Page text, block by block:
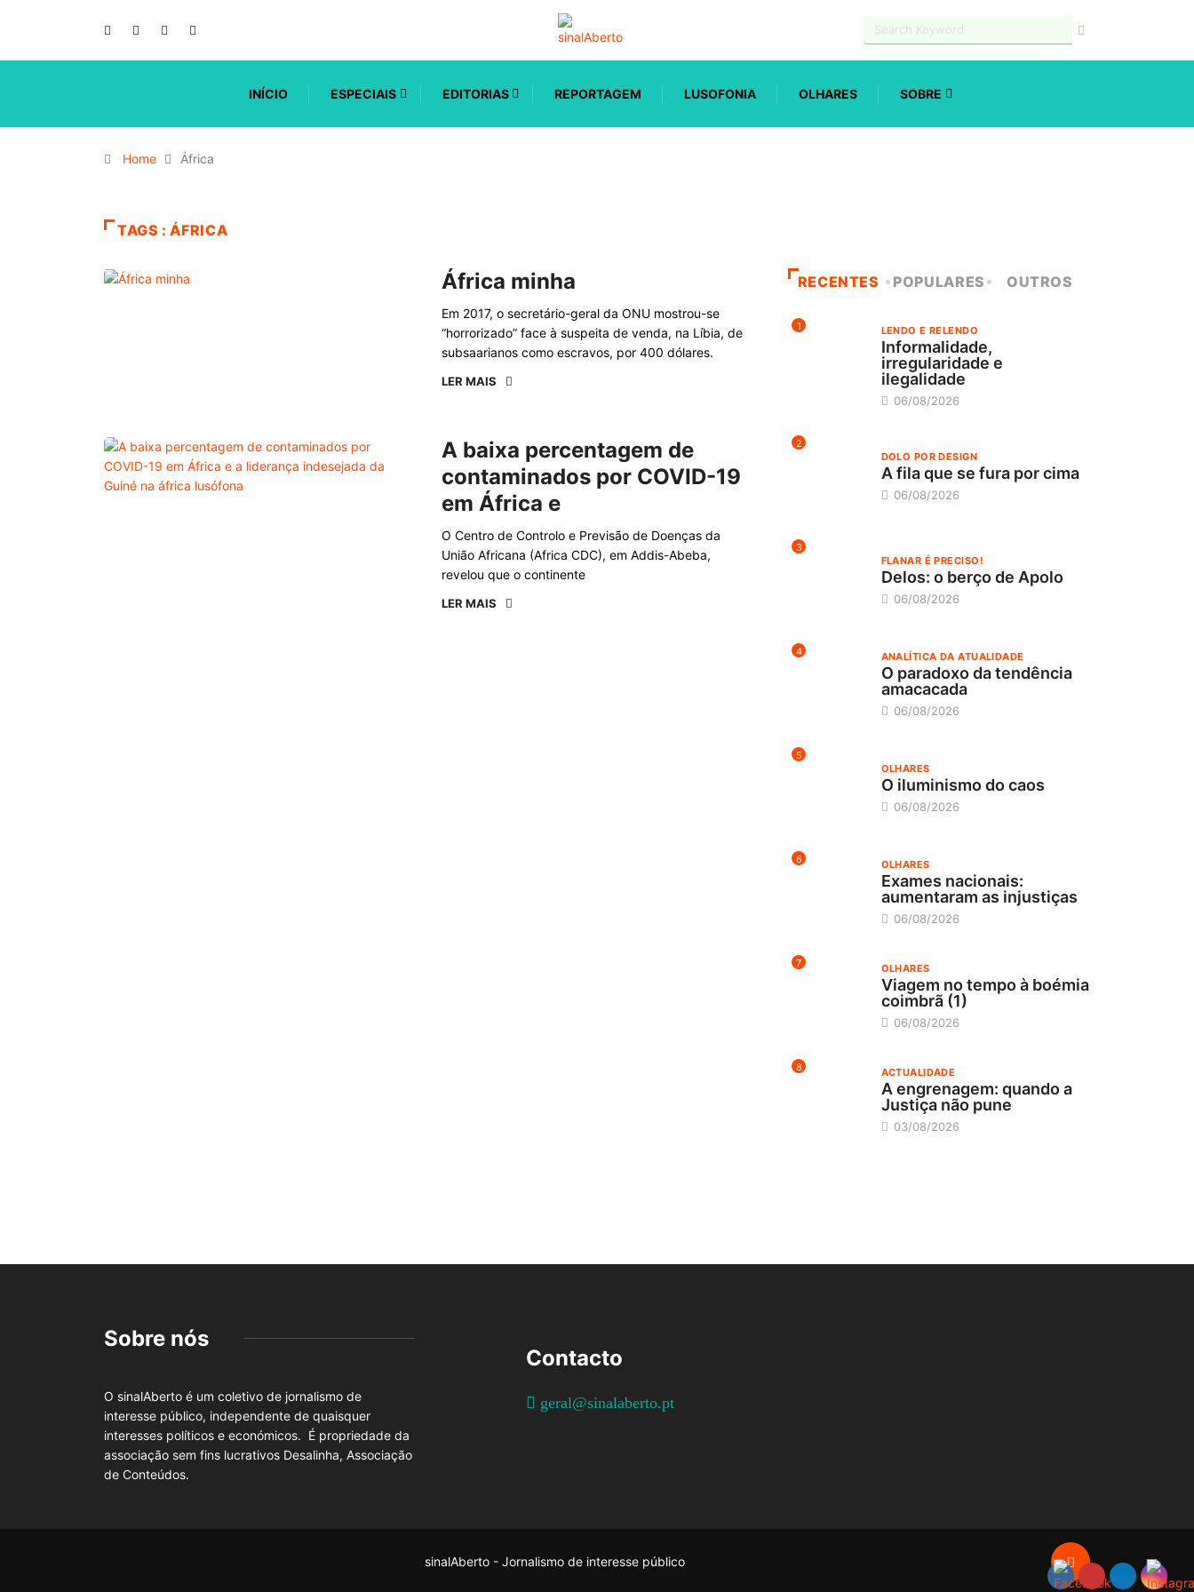
INÍCIO ESPECIAIS EDITORIAS REPORTAGEM LUSOFONIA OLHARES SOBRE
Home África
TAGS : ÁFRICA
África minha
Em 2017, o secretário-geral da ONU mostrou-se
“horrorizado” face à suspeita de venda, na Líbia, de
subsaarianos como escravos, por 400 dólares.
LER MAIS
A baixa percentagem de
contaminados por COVID-19
em África e
O Centro de Controlo e Previsão de Doenças da
União Africana (Africa CDC), em Addis-Abeba,
revelou que o continente
LER MAIS
RECENTES POPULARES OUTROS
1 LENDO E RELENDO
Informalidade,
irregularidade e
ilegalidade
06/08/2026
2
DOLO POR DESIGN
A fila que se fura por cima
06/08/2026
3
FLANAR É PRECISO!
Delos: o berço de Apolo
06/08/2026
4 ANALÍTICA DA ATUALIDADE
O paradoxo da tendência
amacacada
06/08/2026
5
OLHARES
O iluminismo do caos
06/08/2026
6 OLHARES
Exames nacionais:
aumentaram as injustiças
06/08/2026
7 OLHARES
Viagem no tempo à boémia
coimbrã (1)
06/08/2026
8 ACTUALIDADE
A engrenagem: quando a
Justiça não pune
03/08/2026
Sobre nós
O sinalAberto é um coletivo de jornalismo de
interesse público, independente de quaisquer
interesses políticos e económicos. É propriedade da
associação sem fins lucrativos Desalinha, Associação
de Conteúdos.
Contacto
geral@sinalaberto.pt
sinalAberto - Jornalismo de interesse público